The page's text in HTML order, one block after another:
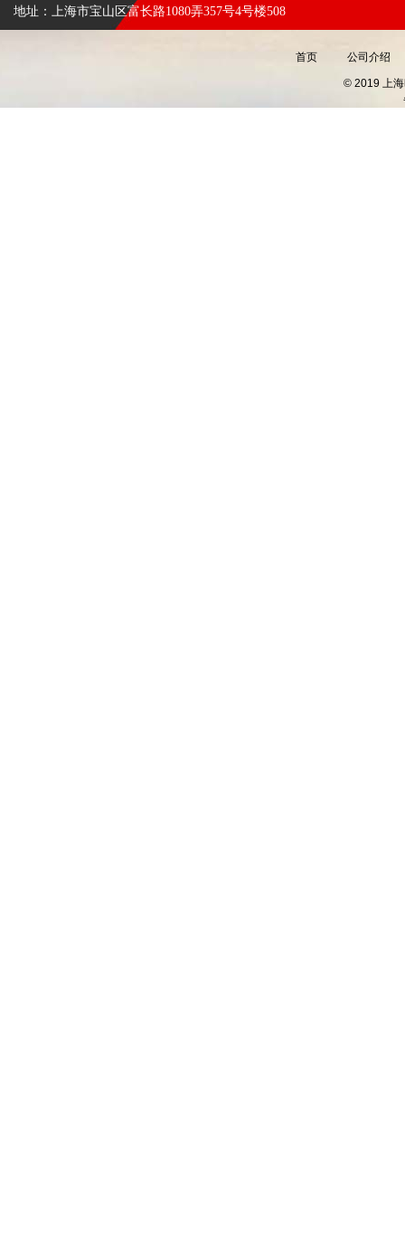
地址：上海市宝山区富长路1080弄357号4号楼508
首页 公司介绍
© 2019 上